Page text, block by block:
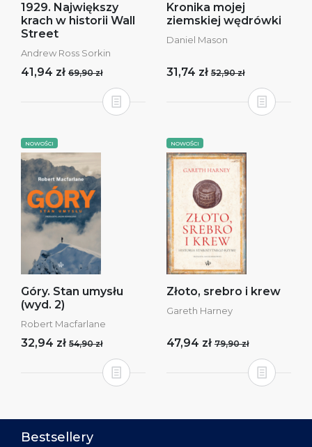
1929. Największy
krach w historii Wall
Street
Andrew Ross Sorkin
41,94 zł 69,90 zł
Kronika mojej
ziemskiej wędrówki
Daniel Mason
31,74 zł 52,90 zł
NOWOŚCI
Góry. Stan umysłu
(wyd. 2)
Robert Macfarlane
32,94 zł 54,90 zł
NOWOŚCI
Złoto, srebro i krew
Gareth Harney
47,94 zł 79,90 zł
Bestsellery